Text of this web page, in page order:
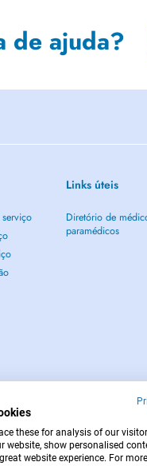
de ajuda?
Links úteis
Diretório de
paramédicos
these for analysis of our
website, show personalised
website experience. For more